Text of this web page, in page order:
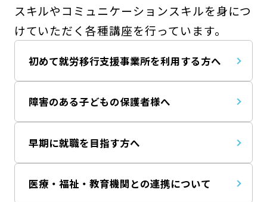
スキルやコミュニケーションスキルを身につ
けていただく各種講座を行っています。
初めて就労移行支援事業所を利用する方へ
障害のある子どもの保護者様へ
早期に就職を目指す方へ
医療・福祉・教育機関との連携について